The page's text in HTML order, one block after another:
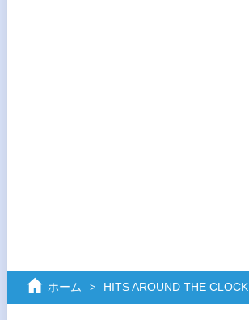
ホーム HITS AROUND THE CLOCK